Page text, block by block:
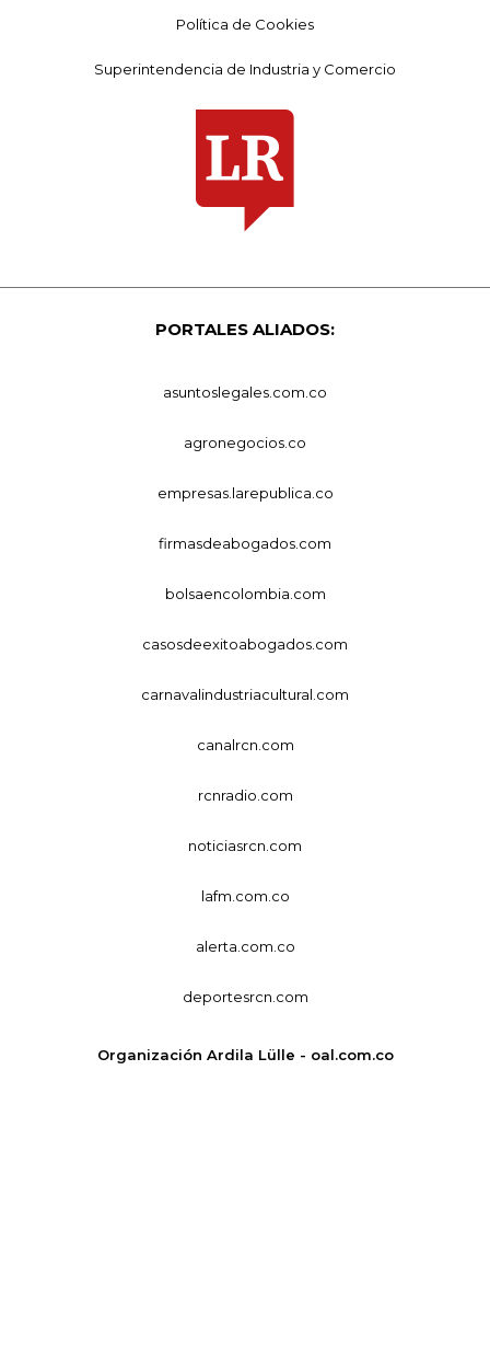
Política de Cookies
Superintendencia de Industria y Comercio
PORTALES ALIADOS:
asuntoslegales.com.co
agronegocios.co
empresas.larepublica.co
firmasdeabogados.com
bolsaencolombia.com
casosdeexitoabogados.com
carnavalindustriacultural.com
canalrcn.com
rcnradio.com
noticiasrcn.com
lafm.com.co
alerta.com.co
deportesrcn.com
Organización Ardila Lülle - oal.com.co